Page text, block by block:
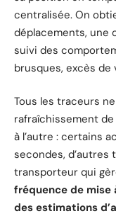
centralisée. On
déplacements, une
suivi des
brusques, excès de
Tous les traceurs
rafraîchissement
à l’autre : certains
secondes, d’autres
transporteur qui
fréquence de mise
des estimations